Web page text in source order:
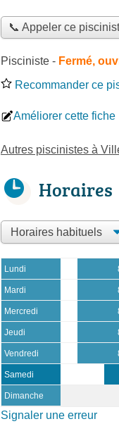
📞 Appeler ce
Pisciniste - Fermé,
Recommander ce
Améliorer cette fiche
Autres piscinistes à
Horaires
Lundi
Mardi
Mercredi
Jeudi
Vendredi
Samedi
Dimanche
Signaler une erreur